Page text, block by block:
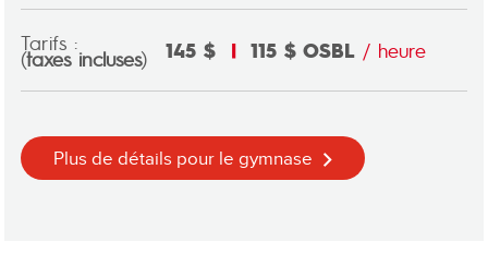
Tarifs :
(taxes incluses) 145 $ | 115 $ OSBL / heure
Plus de détails pour le gymnase